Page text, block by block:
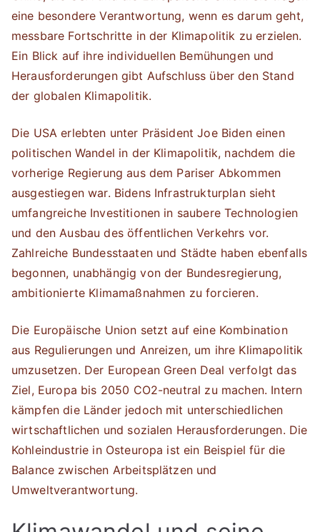
eine besondere Verantwortung, wenn es darum geht,
messbare Fortschritte in der Klimapolitik zu erzielen.
Ein Blick auf ihre individuellen Bemühungen und
Herausforderungen gibt Aufschluss über den Stand
der globalen Klimapolitik.
Die USA erlebten unter Präsident Joe Biden einen
politischen Wandel in der Klimapolitik, nachdem die
vorherige Regierung aus dem Pariser Abkommen
ausgestiegen war. Bidens Infrastrukturplan sieht
umfangreiche Investitionen in saubere Technologien
und den Ausbau des öffentlichen Verkehrs vor.
Zahlreiche Bundesstaaten und Städte haben ebenfalls
begonnen, unabhängig von der Bundesregierung,
ambitionierte Klimamaßnahmen zu forcieren.
Die Europäische Union setzt auf eine Kombination
aus Regulierungen und Anreizen, um ihre Klimapolitik
umzusetzen. Der European Green Deal verfolgt das
Ziel, Europa bis 2050 CO2-neutral zu machen. Intern
kämpfen die Länder jedoch mit unterschiedlichen
wirtschaftlichen und sozialen Herausforderungen. Die
Kohleindustrie in Osteuropa ist ein Beispiel für die
Balance zwischen Arbeitsplätzen und
Umweltverantwortung.